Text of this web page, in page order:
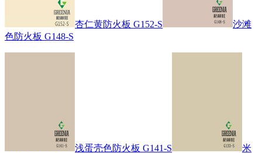
杏仁黄防火板 G152-S
沙滩
色防火板 G148-S
浅蛋壳色防火板 G141-S
米